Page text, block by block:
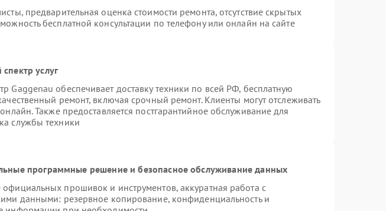
предварительная оценка стоимости ремонта, отсутствие скрытых
бесплатной консультации по телефону или онлайн на сайте
услуг
Gaggenau обеспечивает доставку техники по всей РФ, бесплатную
ремонт, включая срочный ремонт. Клиенты могут отслеживать
Также предоставляется постгарантийное обслуживание для
службы техники
программные решение и безопасное обслуживание данных
официальных прошивок и инструментов, аккуратная работа с
данными: резервное копирование, конфиденциальность и